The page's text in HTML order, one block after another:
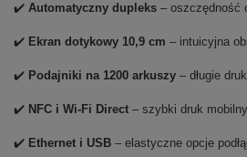
✔️ Automatyczny dupleks – oszczędność
✔️ Ekran dotykowy 10,9 cm – intuicyjna
✔️ Podajniki na 1200 arkuszy – długie
✔️ NFC i Wi-Fi Direct – szybki druk
✔️ Ethernet i USB – elastyczne opcje